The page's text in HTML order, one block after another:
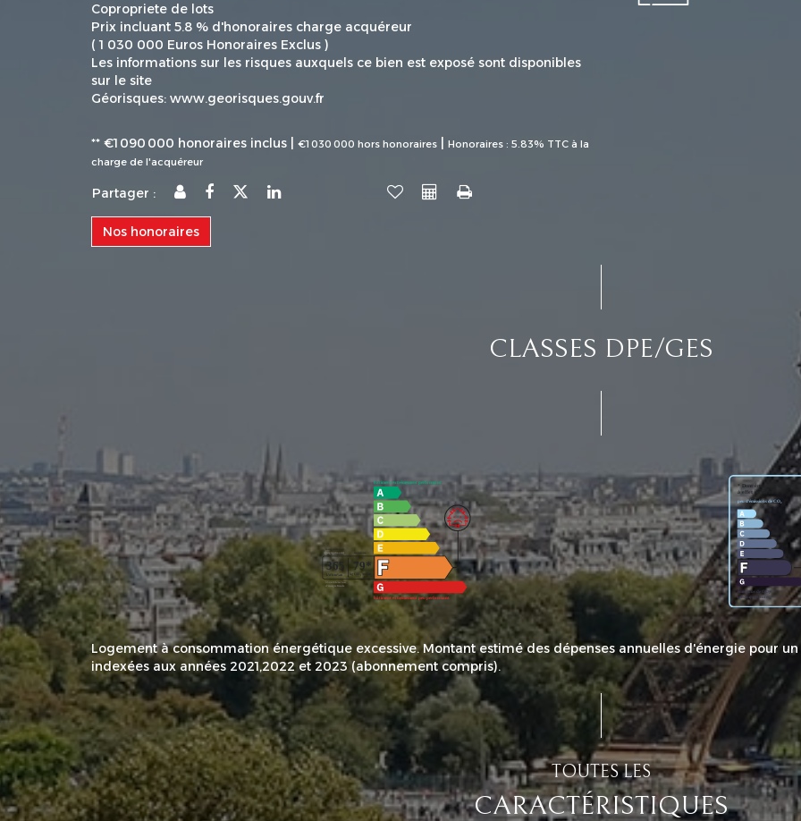
Copropriete de lots
Prix incluant 5.8 % d'honoraires charge acquéreur
( 1 030 000 Euros Honoraires Exclus )
Les informations sur les risques auxquels ce bien est exposé sont disponibles
sur le site
Géorisques: www.georisques.gouv.fr
** €1 090 000 honoraires inclus €1 030 000 hors honoraires
Honoraires : 5.83% TTC à la
charge de l'acquéreur
Partager :
Nos honoraires
CLASSES DPE/GES
Logement à consommation énergétique excessive. Montant estimé des dépenses annuelles d'énergie pour
indexées aux années 2021,2022 et 2023 (abonnement compris).
TOUTES LES
CARACTÉRISTIQUES